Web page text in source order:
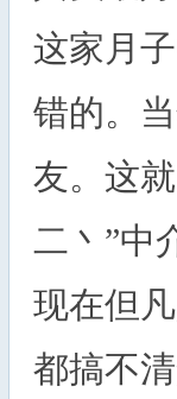
这家月
错的。
友。这
二丶”中
现在但
都搞不